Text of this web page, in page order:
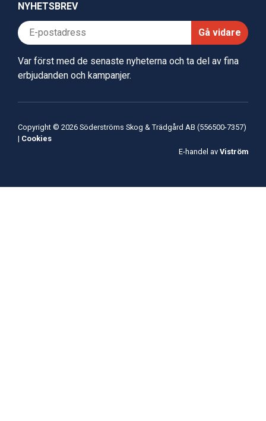
NYHETSBREV
Gå vidare
Var först med de senaste nyheterna och ta del av fina
erbjudanden och kampanjer.
Copyright © 2026 Söderströms Skog & Trädgård AB (556500-7357)
| Cookies
E-handel av Viström